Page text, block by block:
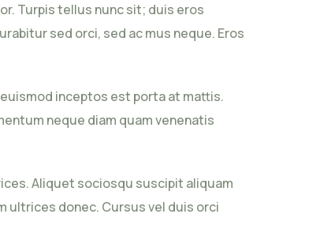
Turpis tellus nunc sit; duis eros
sed orci, sed ac mus neque. Eros
inceptos est porta at mattis.
neque diam quam venenatis
Aliquet sociosqu suscipit aliquam
ultrices donec. Cursus vel duis orci